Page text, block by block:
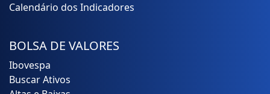
Calendário dos Indicadores
BOLSA DE VALORES
Ibovespa
Buscar Ativos